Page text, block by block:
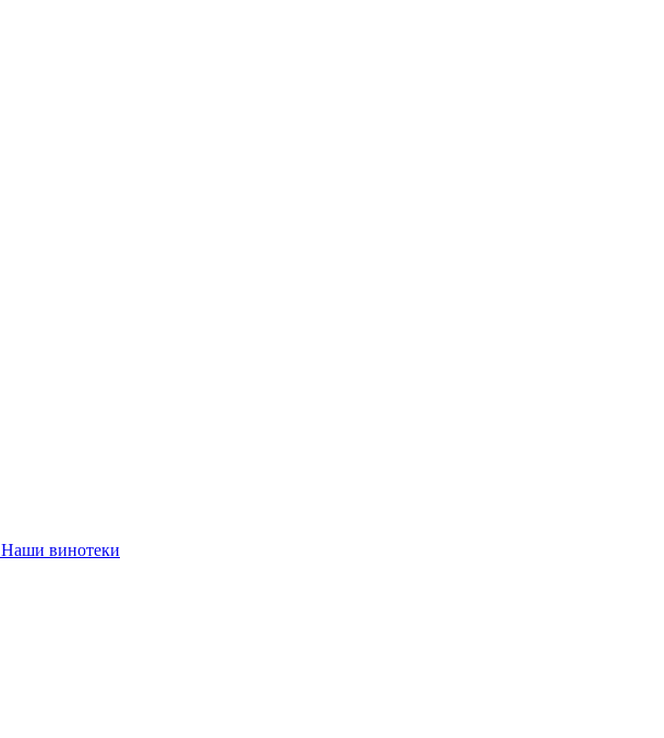
Наши винотеки